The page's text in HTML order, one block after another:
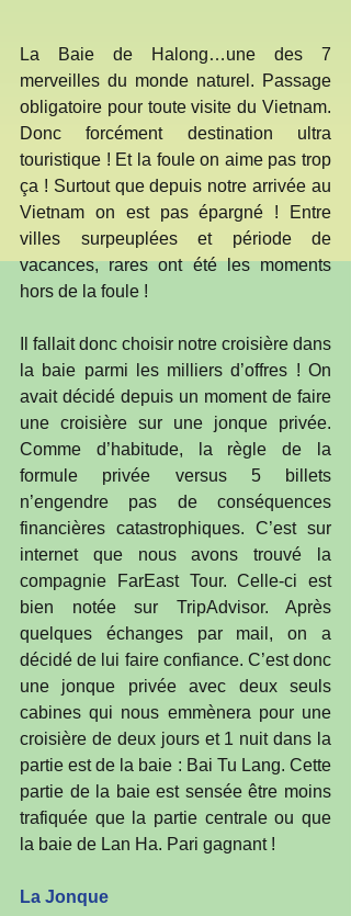
La Baie de Halong…une des 7
merveilles du monde naturel. Passage
obligatoire pour toute visite du Vietnam.
Donc forcément destination ultra
touristique ! Et la foule on aime pas trop
ça ! Surtout que depuis notre arrivée au
Vietnam on est pas épargné ! Entre
villes surpeuplées et période de
vacances, rares ont été les moments
hors de la foule !
Il fallait donc choisir notre croisière dans
la baie parmi les milliers d’offres ! On
avait décidé depuis un moment de faire
une croisière sur une jonque privée.
Comme d’habitude, la règle de la
formule privée versus 5 billets
n’engendre pas de conséquences
financières catastrophiques. C’est sur
internet que nous avons trouvé la
compagnie FarEast Tour. Celle-ci est
bien notée sur TripAdvisor. Après
quelques échanges par mail, on a
décidé de lui faire confiance. C’est donc
une jonque privée avec deux seuls
cabines qui nous emmènera pour une
croisière de deux jours et 1 nuit dans la
partie est de la baie : Bai Tu Lang. Cette
partie de la baie est sensée être moins
trafiquée que la partie centrale ou que
la baie de Lan Ha. Pari gagnant !
La Jonque